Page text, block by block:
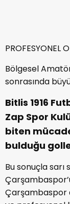
PROFESYONEL
Bölgesel
sonrasında
Bitlis 1916
Zap Spor
biten
bulduğu
Bu sonuçla sarı
Çarşambaspor